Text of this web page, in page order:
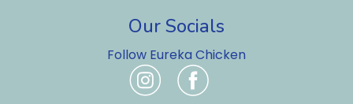
Our Socials
Follow Eureka Chicken